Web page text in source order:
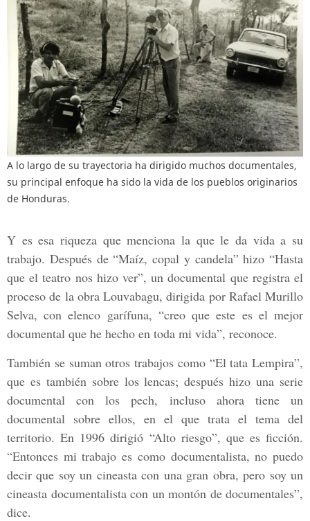
A lo largo de su trayectoria ha dirigido muchos documentales,
su principal enfoque ha sido la vida de los pueblos originarios
de Honduras.
Y es esa riqueza que menciona la que le da vida a su
trabajo. Después de “Maíz, copal y candela” hizo “Hasta
que el teatro nos hizo ver”, un documental que registra el
proceso de la obra Louvabagu, dirigida por Rafael Murillo
Selva, con elenco garífuna, “creo que este es el mejor
documental que he hecho en toda mi vida”, reconoce.
También se suman otros trabajos como “El tata Lempira”,
que es también sobre los lencas; después hizo una serie
documental con los pech, incluso ahora tiene un
documental sobre ellos, en el que trata el tema del
territorio. En 1996 dirigió “Alto riesgo”, que es ficción.
“Entonces mi trabajo es como documentalista, no puedo
decir que soy un cineasta con una gran obra, pero soy un
cineasta documentalista con un montón de documentales”,
dice.